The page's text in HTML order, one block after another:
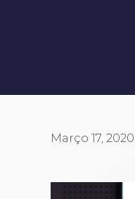
Março 17, 2020